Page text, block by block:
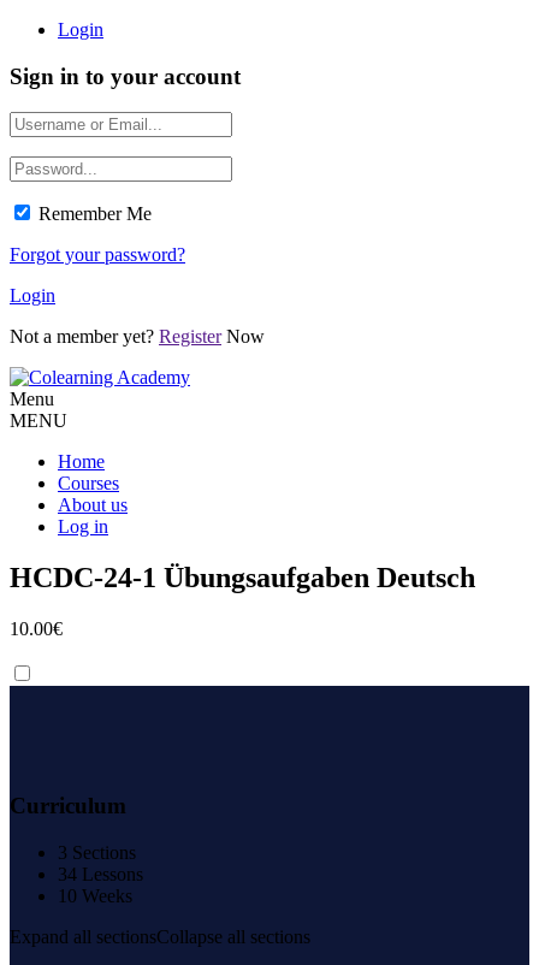
Login
Sign in to your account
Remember Me
Forgot your password?
Login
Not a member yet? RegisterNow
Menu
MENU
Home
Courses
About us
Log in
HCDC-24-1 Übungsaufgaben Deutsch
10.00€
Curriculum
3 Sections
34 Lessons
10 Weeks
Expand all sectionsCollapse all sections